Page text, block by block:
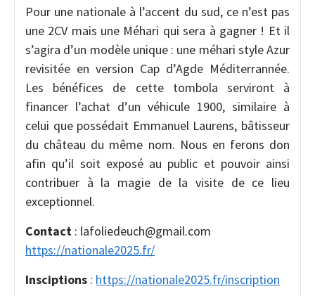
Pour une nationale à l’accent du sud, ce n’est pas
une 2CV mais une Méhari qui sera à gagner ! Et il
s’agira d’un modèle unique : une méhari style Azur
revisitée en version Cap d’Agde Méditerrannée.
Les bénéfices de cette tombola serviront à
financer l’achat d’un véhicule 1900, similaire à
celui que possédait Emmanuel Laurens, bâtisseur
du château du même nom. Nous en ferons don
afin qu’il soit exposé au public et pouvoir ainsi
contribuer à la magie de la visite de ce lieu
exceptionnel.
Contact : lafoliedeuch@gmail.com
https://nationale2025.fr/
Insciptions : https://nationale2025.fr/inscription